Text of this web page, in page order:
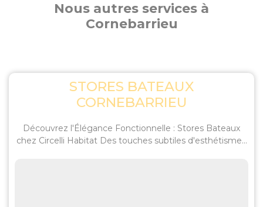
Nous autres services à
Cornebarrieu
STORES BATEAUX
CORNEBARRIEU
Découvrez l'Élégance Fonctionnelle : Stores Bateaux
chez Circelli Habitat Des touches subtiles d'esthétisme...